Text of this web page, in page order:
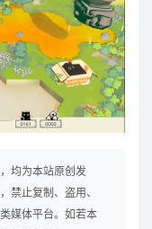
均为本站原创发
禁止复制、盗用、
媒体平台。如若本